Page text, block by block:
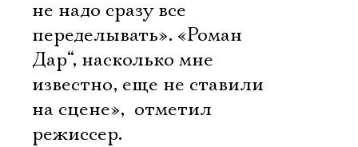
не надо сразу все
переделывать». «Роман
Дар“, насколько мне
известно, еще не ставили
на сцене»,  отметил
режиссер.